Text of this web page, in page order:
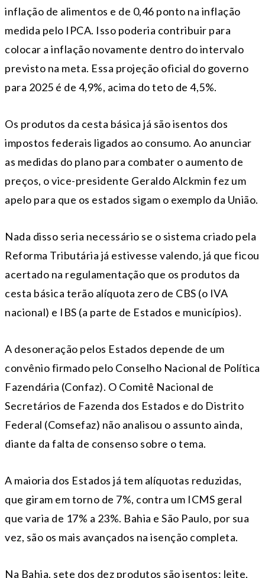
inflação de alimentos e de 0,46 ponto na inflação
medida pelo IPCA. Isso poderia contribuir para
colocar a inflação novamente dentro do intervalo
previsto na meta. Essa projeção oficial do governo
para 2025 é de 4,9%, acima do teto de 4,5%.
Os produtos da cesta básica já são isentos dos
impostos federais ligados ao consumo. Ao anunciar
as medidas do plano para combater o aumento de
preços, o vice-presidente Geraldo Alckmin fez um
apelo para que os estados sigam o exemplo da União.
Nada disso seria necessário se o sistema criado pela
Reforma Tributária já estivesse valendo, já que ficou
acertado na regulamentação que os produtos da
cesta básica terão alíquota zero de CBS (o IVA
nacional) e IBS (a parte de Estados e municípios).
A desoneração pelos Estados depende de um
convênio firmado pelo Conselho Nacional de Política
Fazendária (Confaz). O Comitê Nacional de
Secretários de Fazenda dos Estados e do Distrito
Federal (Comsefaz) não analisou o assunto ainda,
diante da falta de consenso sobre o tema.
A maioria dos Estados já tem alíquotas reduzidas,
que giram em torno de 7%, contra um ICMS geral
que varia de 17% a 23%. Bahia e São Paulo, por sua
vez, são os mais avançados na isenção completa.
Na Bahia, sete dos dez produtos são isentos: leite,